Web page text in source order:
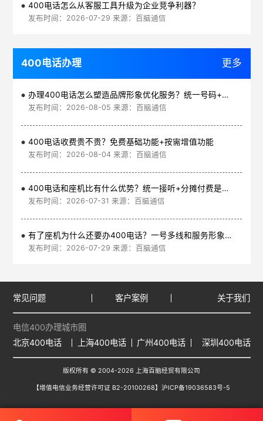
400电话怎么从客服工具升级为企业竞争利器？
发布时间：2026-07-29 来源：百脑通信
400电话办理 更多
办理400电话怎么塑造品牌形象优化服务？统一号码+智能管理平台
发布时间：2026-08-05 来源：百脑通信
400电话收费贵不贵？免费基础功能+按需增值功能
发布时间：2026-08-04 来源：百脑通信
400电话和座机比有什么优势？统一接听+分摊付费是核心
发布时间：2026-07-31 来源：百脑通信
有了座机为什么还要办400电话？一号多线和服务形象是核心
发布时间：2026-07-29 来源：百脑通信
常见问题 客户案例 关于我们
电信400办理城市圈
北京400电话
上海400电话 广州400电话 深圳400电话
版权所有 © 2004-2026 上海百脑经贸有限公司
【增值电信业务经营许可证 B2-20100268】 沪ICP备19036583号-5